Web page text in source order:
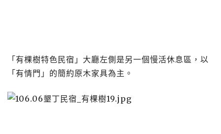
「有棵樹特色民宿」大廳左側是另一個慢活休息區，以
「有情門」的簡約原木家具為主。